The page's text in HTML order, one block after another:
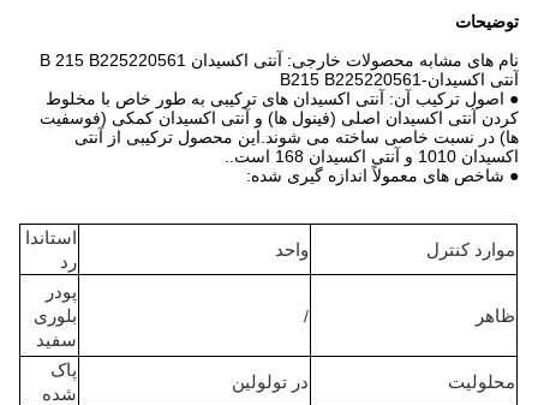
توضیحات
نام های مشابه محصولات خارجی: آنتی اکسیدان B 215 B225220561
آنتی اکسیدان-B215 B225220561
● اصول ترکیب آن: آنتی اکسیدان های ترکیبی به طور خاص با مخلوط
کردن آنتی اکسیدان اصلی (فینول ها) و آنتی اکسیدان کمکی (فوسفیت
ها) در نسبت خاصی ساخته می شوند.این محصول ترکیبی از آنتی
اکسیدان 1010 و آنتی اکسیدان 168 است..
● شاخص های معمولاً اندازه گیری شده:
موارد کنترل واحد
استاندا
رد
ظاهر /
پودر
بلوری
سفید
محلولیت در تولولین
پاک
شده